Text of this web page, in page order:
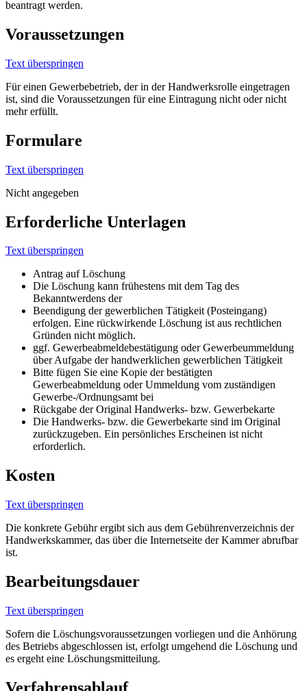
beantragt werden.
Voraussetzungen
Text überspringen
Für einen Gewerbebetrieb, der in der Handwerksrolle eingetragen
ist, sind die Voraussetzungen für eine Eintragung nicht oder nicht
mehr erfüllt.
Formulare
Text überspringen
Nicht angegeben
Erforderliche Unterlagen
Text überspringen
Antrag auf Löschung
Die Löschung kann frühestens mit dem Tag des
Bekanntwerdens der
Beendigung der gewerblichen Tätigkeit (Posteingang)
erfolgen. Eine rückwirkende Löschung ist aus rechtlichen
Gründen nicht möglich.
ggf. Gewerbeabmeldebestätigung oder Gewerbeummeldung
über Aufgabe der handwerklichen gewerblichen Tätigkeit
Bitte fügen Sie eine Kopie der bestätigten
Gewerbeabmeldung oder Ummeldung vom zuständigen
Gewerbe-/Ordnungsamt bei
Rückgabe der Original Handwerks- bzw. Gewerbekarte
Die Handwerks- bzw. die Gewerbekarte sind im Original
zurückzugeben. Ein persönliches Erscheinen ist nicht
erforderlich.
Kosten
Text überspringen
Die konkrete Gebühr ergibt sich aus dem Gebührenverzeichnis der
Handwerkskammer, das über die Internetseite der Kammer abrufbar
ist.
Bearbeitungsdauer
Text überspringen
Sofern die Löschungsvoraussetzungen vorliegen und die Anhörung
des Betriebs abgeschlossen ist, erfolgt umgehend die Löschung und
es ergeht eine Löschungsmitteilung.